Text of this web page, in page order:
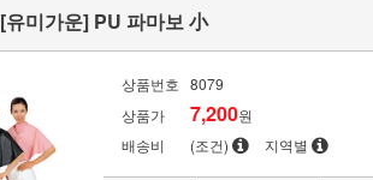
[유미가운] PU 파마보 小
상품번호 8079
상품가
7,200원
배송비
(조건) 지역별